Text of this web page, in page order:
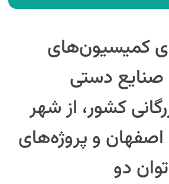
کمیسیو‌ن‌های
دستی
کشور، از شهر
و پروژه‌های
دو